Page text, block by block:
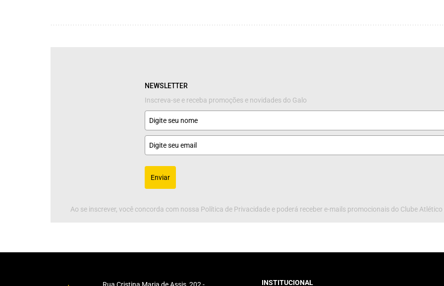
NEWSLETTER
Inscreva-se e receba promoções e novidades do Galo
Enviar
Ao se inscrever, você concorda com nossa Política de Privacidade e poderá receber e-mails promocionais do Clube Atlético
INSTITUCIONAL